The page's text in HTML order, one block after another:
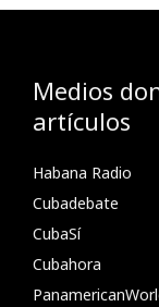
Medios
artículos
Habana Radio
Cubadebate
CubaSí
Cubahora